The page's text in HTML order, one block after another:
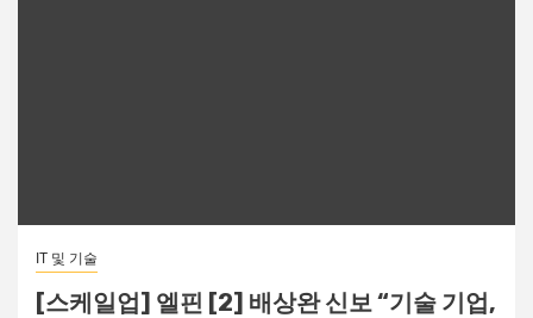
IT 및 기술
[스케일업] 엘핀 [2] 배상완 신보 “기술 기업,